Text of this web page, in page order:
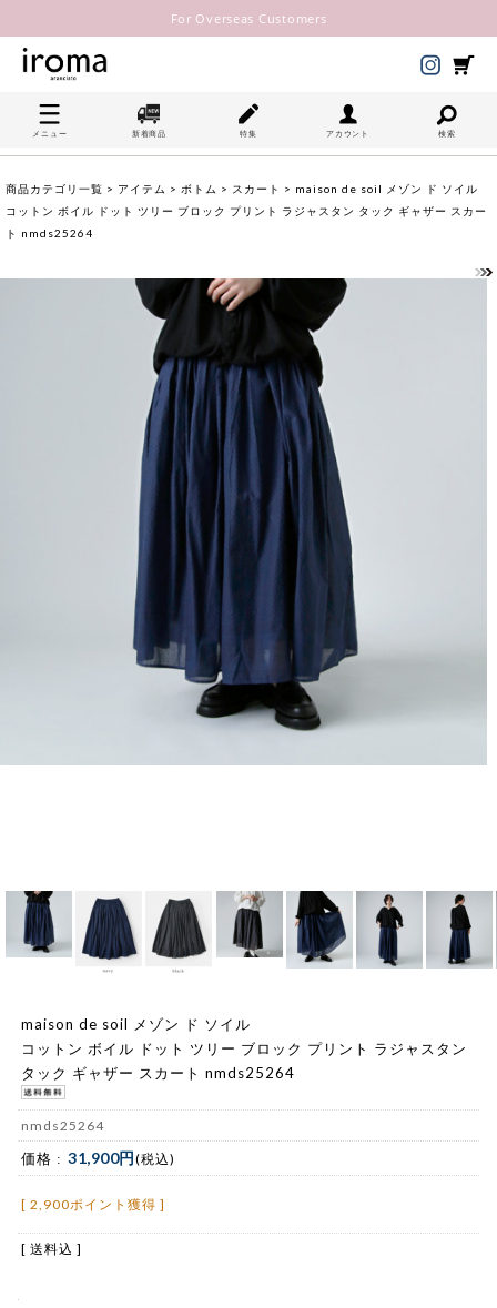
For Overseas Customers
メニュー 新着商品 特集 アカウント 検索
商品カテゴリ一覧 > アイテム > ボトム > スカート > maison de soil メゾン ド ソイル
コットン ボイル ドット ツリー ブロック プリント ラジャスタン タック ギャザー スカー
ト nmds25264
maison de soil メゾン ド ソイル
コットン ボイル ドット ツリー ブロック プリント ラジャスタン
タック ギャザー スカート nmds25264
nmds25264
価格 : 31,900円(税込)
[ 2,900ポイント獲得 ]
[ 送料込 ]